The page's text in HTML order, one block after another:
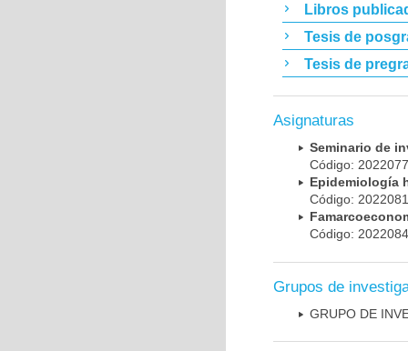
Libros
Tesis de
Tesis de
Asignaturas
Seminario de
Código:
Epidemiología
Código:
Código:
Grupos de
GRUPO DE